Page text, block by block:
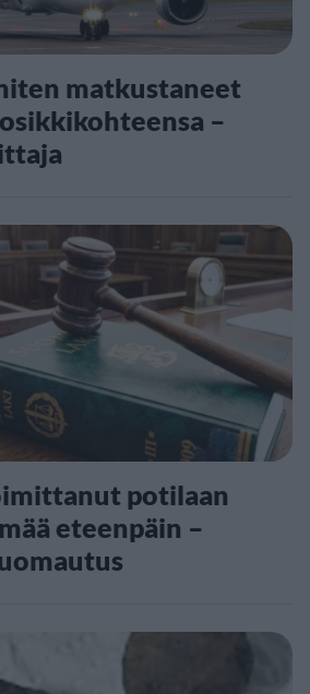
matkustaneet
–
potilaan
eteenpäin –